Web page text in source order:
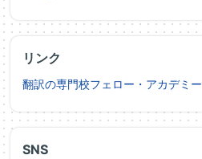
SNS
リンク
翻訳の専門校フェロー・アカデミー